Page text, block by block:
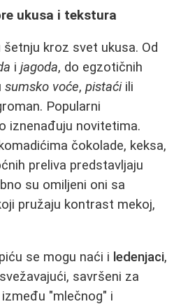
ukusa i tekstura
kroz svet ukusa. Od
i jagoda, do egzotičnih
sumsko voće, pistaćiili
Popularni
iznenađuju novitetima.
čokolade, keksa,
preliva predstavljaju
su omiljeni oni sa
pružaju kontrast mekoj,
se mogu naći i ledenjaci,
savršeni za
"mlečnog" i